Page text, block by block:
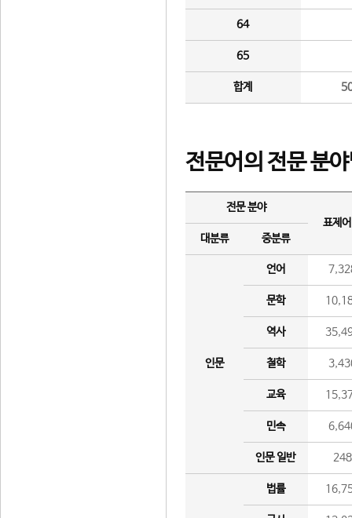
64
65
합계
전문어의 전문 분
전문 분야
표제
대분류
중분류
인문
언어
문학
역사
철학
교육
민속
인문 일반 248
법률